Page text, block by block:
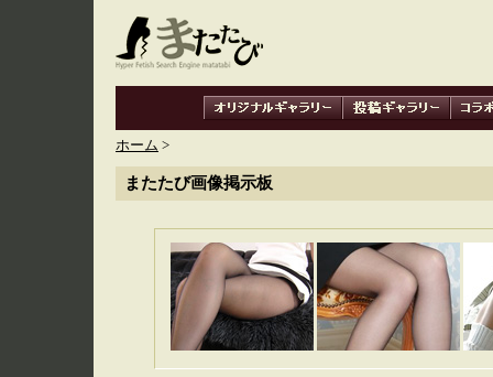
ホーム >
またたび画像掲示板